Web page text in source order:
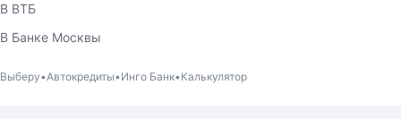
В ВТБ
В Банке Москвы
Выберу Автокредиты Инго Банк Калькулятор